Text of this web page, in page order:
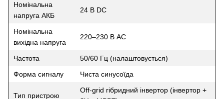
Номінальна
напруга АКБ
24 В DC
Номінальна
вихідна напруга
220–230 В AC
Частота
50/60 Гц (налаштовується)
Форма сигналу
Чиста синусоїда
Тип пристрою
Off-grid гібридний інвертор (інвертор +